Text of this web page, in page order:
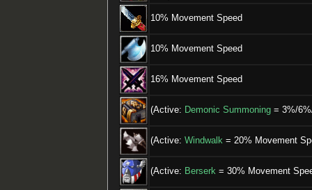
10% Movement Speed
10% Movement Speed
16% Movement Speed
(Active: Demonic Summoning = 3%/
(Active:Windwalk = 20% Movement
(Active: Berserk = 30% Movement